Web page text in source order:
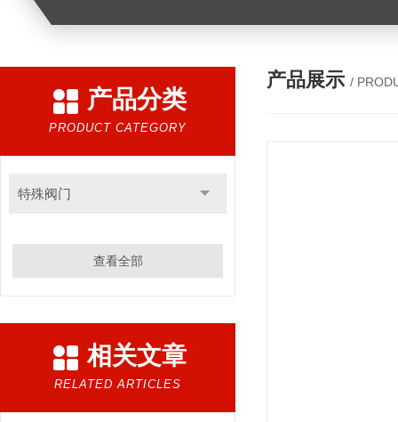
产品分类
PRODUCT CATEGORY
特殊阀门
查看全部
相关文章
RELATED ARTICLES
产品展示 /